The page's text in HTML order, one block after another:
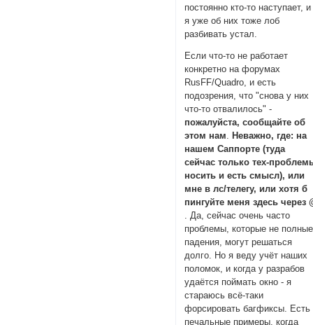
постоянно кто-то наступает, и
я уже об них тоже лоб
разбивать устал.
Если что-то не работает
конкретно на форумах
RusFF/Quadro, и есть
подозрения, что "снова у них
что-то отвалилось" -
пожалуйста, сообщайте об
этом нам. Неважно, где: на
нашем Саппорте (туда
сейчас только тех-
носить и есть смысл), или
мне в лс/телегу, или хотя б
пингуйте меня здесь через
. Да, сейчас очень часто
проблемы, которые не полные
падения, могут решаться
долго. Но я веду учёт наших
поломок, и когда у разрабов
удаётся поймать окно - я
стараюсь всё-таки
форсировать багфиксы. Есть
печальные примеры, когда